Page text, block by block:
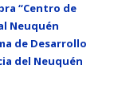
“Centro de
Neuquén
de Desarrollo
del Neuquén